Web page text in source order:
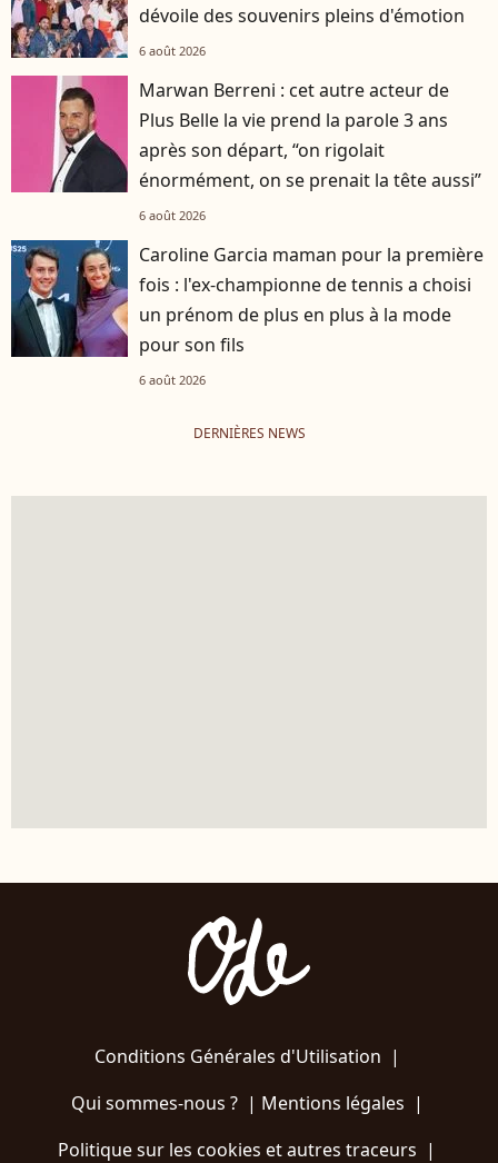
dévoile des souvenirs pleins d'émotion
6 août 2026
Marwan Berreni : cet autre acteur de
Plus Belle la vie prend la parole 3 ans
après son départ, “on rigolait
énormément, on se prenait la tête aussi”
6 août 2026
Caroline Garcia maman pour la première
fois : l'ex-championne de tennis a choisi
un prénom de plus en plus à la mode
pour son fils
6 août 2026
DERNIÈRES NEWS
Conditions Générales d'Utilisation |
Qui sommes-nous ?| Mentions légales |
Politique sur les cookies et autres traceurs |